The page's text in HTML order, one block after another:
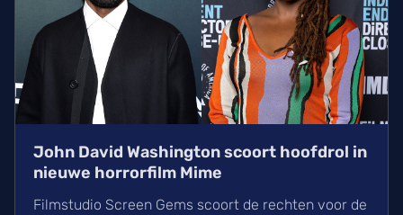
John David Washington scoort hoofdrol in
nieuwe horrorfilm Mime
Filmstudio Screen Gems scoort de rechten voor de